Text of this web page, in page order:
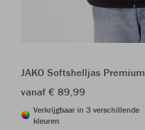
JAKO Softshelljas Premium
vanaf € 89,99
Verkrijgbaar in 3 verschillende
kleuren